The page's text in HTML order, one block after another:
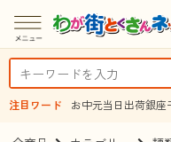
注目ワード お中元当日出荷銀座